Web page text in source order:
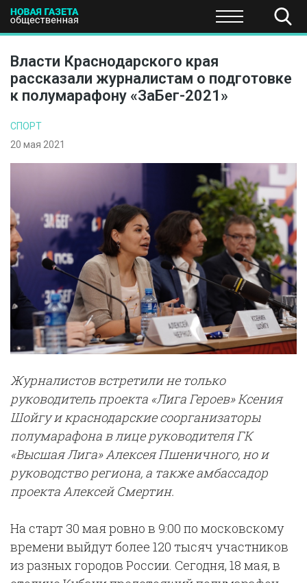
ПОЛИТИКА ЭКОНОМИКА НАУКА И
Власти Краснодарского края
рассказали журналистам о подготовке
к полумарафону «ЗаБег-2021»
СПОРТ
20 мая 2021
Журналистов встретили не только
руководитель проекта «Лига Героев» Ксения
Шойгу и краснодарские соорганизаторы
полумарафона в лице руководителя ГК
«Высшая Лига» Алексея Пшеничного, но и
руководство региона, а также амбассадор
проекта Алексей Смертин.
На старт 30 мая ровно в 9:00 по московскому
времени выйдут более 120 тысяч участников
из разных городов России. Сегодня, 18 мая, в